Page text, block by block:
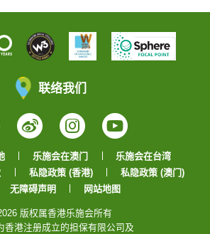
联络我们
WeiboInstagram
YouTube
乐施会在澳门
乐施会在台湾
私隐政策 (香港)
私隐政策 (澳门)
无障碍声明
网站地图
版权属香港乐施会所有
香港注册成立的担保有限公司及